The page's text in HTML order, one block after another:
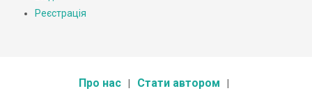
Реєстрація
Про нас Стати автором